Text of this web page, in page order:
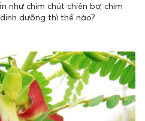
như chim chút chiên bơ, chim
dưỡng thì thế nào?